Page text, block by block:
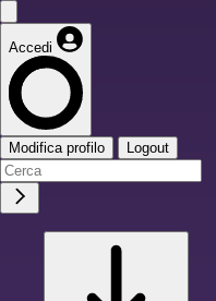
Accedi
Modifica profilo Logout